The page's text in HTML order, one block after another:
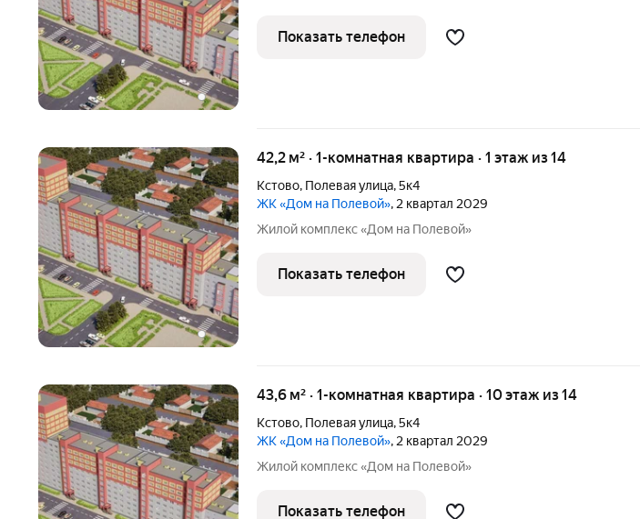
Показать телефон
42,2 м² · 1-комнатная квартира · 1 этаж из 14
Кстово, Полевая улица,5к4
ЖК «Дом на Полевой», 2 квартал 2029
Жилой комплекс «Дом на Полевой»
Показать телефон
43,6 м² · 1-комнатная квартира · 10 этаж из 14
Кстово, Полевая улица,5к4
ЖК «Дом на Полевой», 2 квартал 2029
Жилой комплекс «Дом на Полевой»
Показать телефон